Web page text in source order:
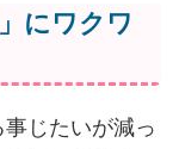
にワクワ
じたいが減っ